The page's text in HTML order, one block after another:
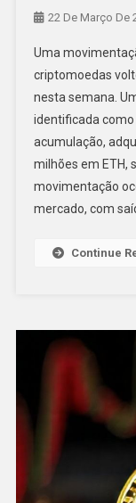
22 De Março De
Uma
criptomoedas
nesta semana.
identificada
acumulação,
milhões em ETH,
movimentação
mercado, com
Continue